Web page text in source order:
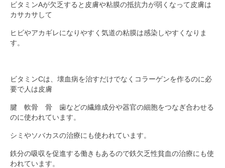
ビタミンAが欠乏すると皮膚や粘膜の抵抗力が弱くなって皮膚は
カサカサして
ヒビやアカギレになりやすく気道の粘膜は感染しやすくなりま
す。
ビタミンCは、壊血病を治すだけでなくコラーゲンを作るのに必
要で人は皮膚
腱 軟骨 骨 歯などの繊維成分や器官の細胞をつなぎ合わせる
のに使われています。
シミやソバカスの治療にも使われています。
鉄分の吸収を促進する働きもあるので鉄欠乏性貧血の治療にも使
われています。